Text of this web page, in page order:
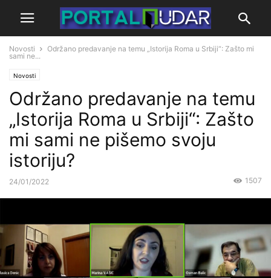
Novosti
Održano predavanje na temu „Istorija Roma u Srbiji“: Zašto mi
sami ne...
Novosti
Održano predavanje na temu
„Istorija Roma u Srbiji“: Zašto
mi sami ne pišemo svoju
istoriju?
24/01/2022 1507